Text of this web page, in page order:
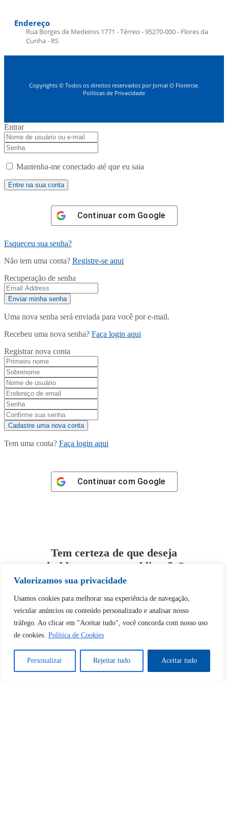
Valorizamos sua privacidade
Usamos cookies para melhorar sua experiência de navegação,
veicular anúncios ou conteúdo personalizado e analisar nosso
tráfego. Ao clicar em "Aceitar tudo", você concorda com nosso uso
de cookies. Política de Cookies
Personalizar Rejeitar tudo Aceitar tudo
Endereço
Rua Borges de Medeiros 1771 - Térreo - 95270-000 - Flores da
Cunha - RS
Copyrights © Todos os direitos reservados por Jornal O Florense.
Políticas de Privacidade
Entrar
Mantenha-me conectado até que eu saia
Continuar com Google
Esqueceu sua senha?
Não tem uma conta? Registre-se aqui
Recuperação de senha
Uma nova senha será enviada para você por e-mail.
Recebeu uma nova senha? Faça login aqui
Registrar nova conta
Tem uma conta? Faça login aqui
Continuar com Google
Tem certeza de que deseja
desbloquear esta publicação?
Desbloquear esquerda : 0
Sim Não